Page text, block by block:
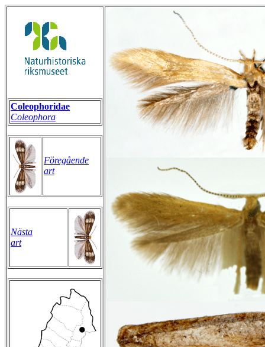
Coleophoridae
Coleophora
Föregående
art
Nästa
art